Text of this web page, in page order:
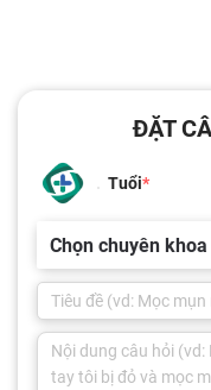
ĐẶT
Tuổi
Chọn chuyên khoa